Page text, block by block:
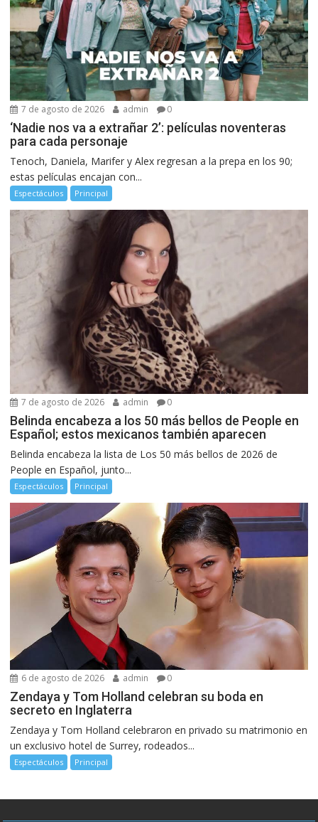
7 de agosto de 2026 admin 0
‘Nadie nos va a extrañar 2’: películas noventeras
para cada personaje
Tenoch, Daniela, Marifer y Alex regresan a la prepa en los 90;
estas películas encajan con...
Espectáculos Principal
7 de agosto de 2026 admin 0
Belinda encabeza a los 50 más bellos de People en
Español; estos mexicanos también aparecen
Belinda encabeza la lista de Los 50 más bellos de 2026 de
People en Español, junto...
Espectáculos Principal
6 de agosto de 2026 admin 0
Zendaya y Tom Holland celebran su boda en
secreto en Inglaterra
Zendaya y Tom Holland celebraron en privado su matrimonio en
un exclusivo hotel de Surrey, rodeados...
Espectáculos Principal